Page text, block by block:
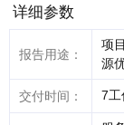
详细参数
报告用途：
项
源
交付时间： 7工